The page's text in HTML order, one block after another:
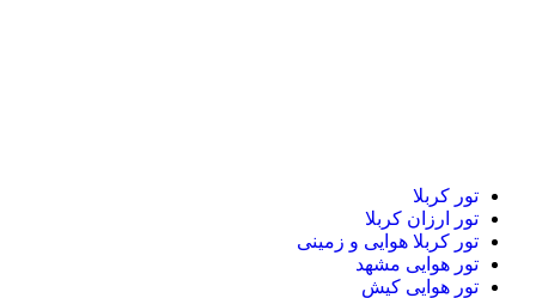
تور کربلا
تور ارزان کربلا
تور کربلا هوایی و زمینی
تور هوایی مشهد
تور هوایی کیش